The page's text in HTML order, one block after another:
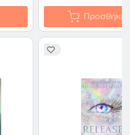
Προσθήκη